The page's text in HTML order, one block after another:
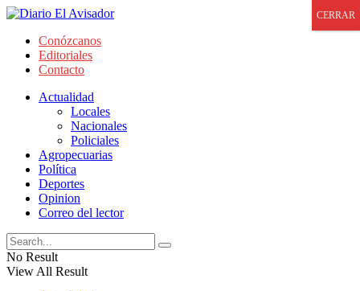
Conózcanos
Editoriales
Contacto
Actualidad
Locales
Nacionales
Policiales
Agropecuarias
Política
Deportes
Opinion
Correo del lector
No Result
View All Result
CERRAR